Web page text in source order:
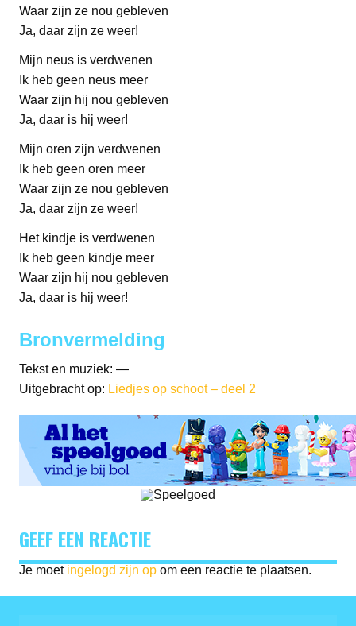
Waar zijn ze nou gebleven
Ja, daar zijn ze weer!
Mijn neus is verdwenen
Ik heb geen neus meer
Waar zijn hij nou gebleven
Ja, daar is hij weer!
Mijn oren zijn verdwenen
Ik heb geen oren meer
Waar zijn ze nou gebleven
Ja, daar zijn ze weer!
Het kindje is verdwenen
Ik heb geen kindje meer
Waar zijn hij nou gebleven
Ja, daar is hij weer!
Bronvermelding
Tekst en muziek: —
Uitgebracht op: Liedjes op schoot – deel 2
GEEF EEN REACTIE
Je moet ingelogd zijn op om een reactie te plaatsen.